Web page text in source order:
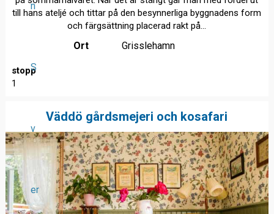
n
S
v
er
till hans ateljé och tittar på den besynnerliga byggnadens form
och färgsättning placerad rakt på...
Ort Grisslehamn
stopp
1
Väddö gårdsmejeri och kosafari